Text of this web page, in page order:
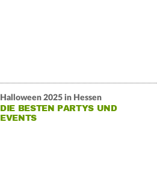
Halloween 2025 in Hessen
DIE BESTEN PARTYS UND
EVENTS